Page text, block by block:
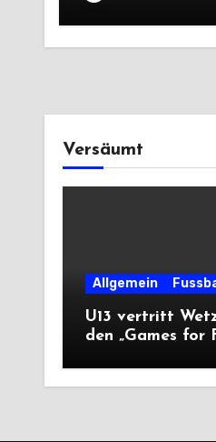
Versäumt
Allgemein
U13 vertritt
den „Games for